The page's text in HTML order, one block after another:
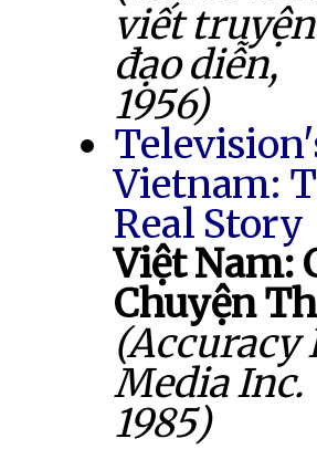
viết
đạo diễn,
1956)
Vietnam:
Real Story
Việt Nam:
Chuyện
(Accuracy
Media Inc.
1985)